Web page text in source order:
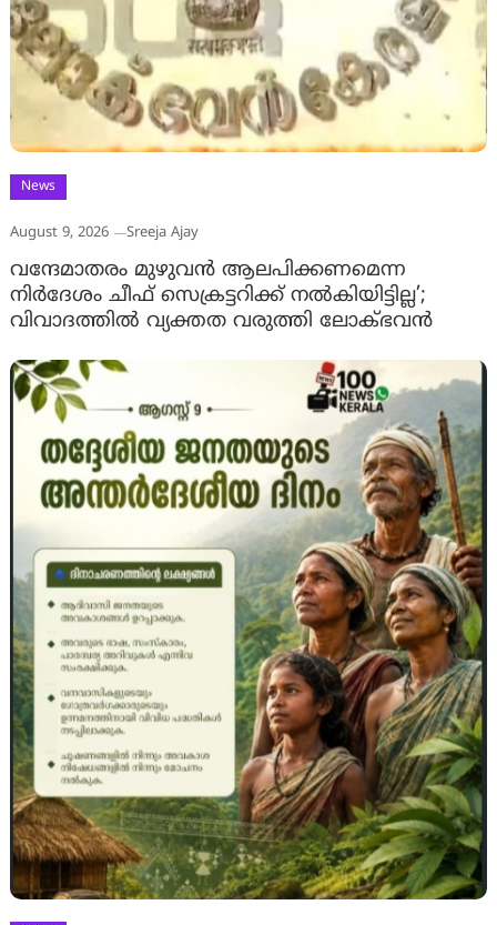
News
August 9, 2026 Sreeja Ajay
വന്ദേമാതരം മുഴുവൻ ആലപിക്കണമെന്ന
നിർദേശം ചീഫ് സെക്രട്ടറിക്ക് നൽകിയിട്ടില്ല’;
വിവാദത്തിൽ വ്യക്തത വരുത്തി ലോക്ഭവൻ